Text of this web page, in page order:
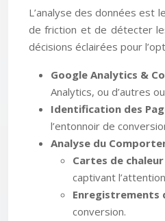
L’analyse des données est
de friction et de détecter
décisions éclairées pour
Google Analytics &
Analytics, ou d’autres
Identification des
l’entonnoir de
Analyse du
Cartes de
captivant
Enregistrements
conversion.